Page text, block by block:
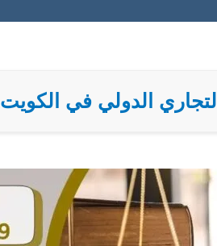
الدولي في الكويت 94959511 مراكز التحكيم